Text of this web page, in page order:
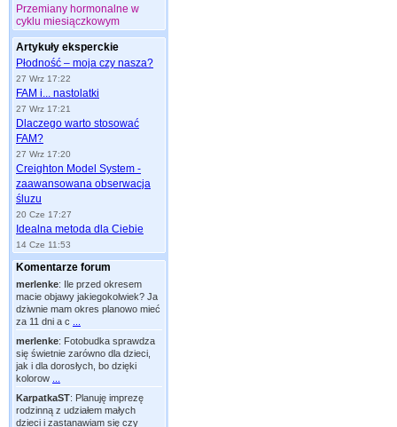
Przemiany hormonalne w
cyklu miesiączkowym
Artykuły eksperckie
Płodność – moja czy nasza?
27 Wrz 17:22
FAM i... nastolatki
27 Wrz 17:21
Dlaczego warto stosować
FAM?
27 Wrz 17:20
Creighton Model System -
zaawansowana obserwacja
śluzu
20 Cze 17:27
Idealna metoda dla Ciebie
14 Cze 11:53
Komentarze forum
merlenke: Ile przed okresem
macie objawy jakiegokolwiek? Ja
dziwnie mam okres planowo mieć
za 11 dni a c
merlenke: Fotobudka sprawdza
się świetnie zarówno dla dzieci,
jak i dla dorosłych, bo dzięki
kolorow
KarpatkaST: Planuję imprezę
rodzinną z udziałem małych
dzieci i zastanawiam się czy